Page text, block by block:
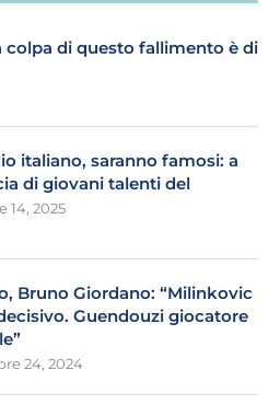
colpa di questo fallimento è di
italiano, saranno famosi: a
di giovani talenti del
14, 2025
Bruno Giordano: “Milinkovic
Guendouzi giocatore
24, 2024